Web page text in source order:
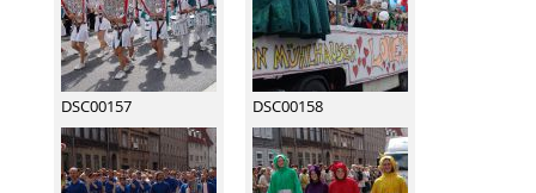
DSC00157 DSC00158